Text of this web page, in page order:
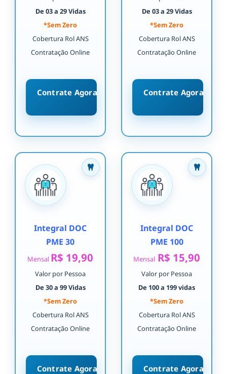
De 03 a 29 Vidas
*Sem Zero
Cobertura Rol ANS
Contratação Online
Contrate Agora
De 03 a 29 Vidas
*Sem Zero
Cobertura Rol ANS
Contratação Online
Contrate Agora
Integral DOC
PME 30
Mensal R$ 19,90
Valor por Pessoa
De 30 a 99 Vidas
*Sem Zero
Cobertura Rol ANS
Contratação Online
Contrate Agora
Integral DOC
PME 100
Mensal R$ 15,90
Valor por Pessoa
De 100 a 199 vidas
*Sem Zero
Cobertura Rol ANS
Contratação Online
Contrate Agora